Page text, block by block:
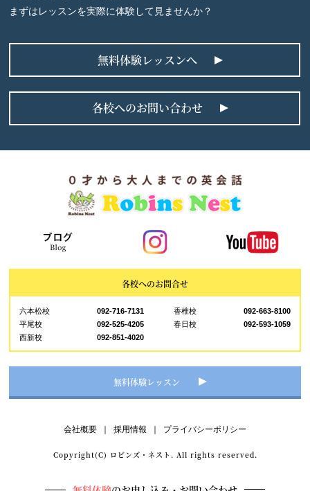
まずはレッスンを実際に体験して見ませんか？
無料体験レッスンへ
各校へのお問い合わせ
各校へのお問合せ
六本松校 092-716-7131 香椎校
092-663-8100
平尾校
092-525-4205 春日校
092-593-1059
西新校
092-851-4020
無料体験レッスン
会社概要｜ 採用情報 ｜ プライバシーポリシー
Copyright(C) ロビンズ・ネスト. All rights reserved.